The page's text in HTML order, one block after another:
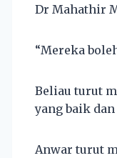
Dr Mahathir
“Mereka
Beliau turut
yang baik
Anwar turut